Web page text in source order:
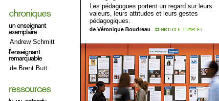
Andrew Schmitt
de Brent Butt
Les pédagogues portent un regard sur leurs
valeurs, leurs attitudes et leurs gestes
pédagogiques.
de Véronique Boudreau